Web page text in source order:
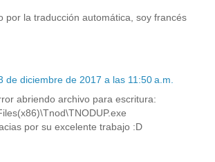
por la traducción automática, soy francés
de diciembre de 2017 a las 11:50 a.m.
abriendo archivo para escritura:
por su excelente trabajo :D